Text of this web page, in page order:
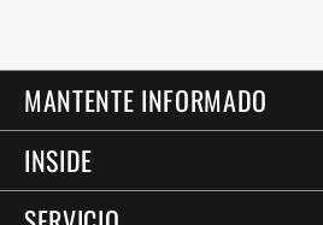
MANTENTE INFORMADO
INSIDE